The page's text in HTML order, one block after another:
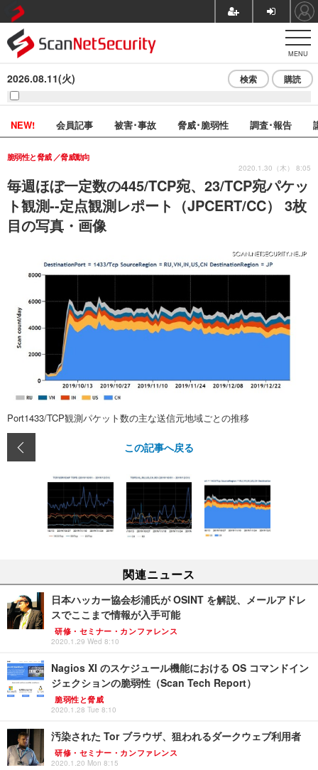
MENU
2026.08.11(火) 検索 購読
NEW! 会員記事 被害･事故 脅威･脆弱性 調査･報告
毎週ほぼ一定数の445/TCP宛、23/TCP宛パケッ
ト観測--定点観測レポート（JPCERT/CC） 3枚
目の写真・画像
脆弱性と脅威 脅威動向
2020.1.30（木） 8:05
Port1433/TCP観測パケット数の主な送信元地域ごとの推移
この記事へ戻る
関連ニュース
日本ハッカー協会杉浦氏が OSINT を解説、メールアドレ
スでここまで情報が入手可能
研修・セミナー・カンファレンス
2020.1.29 Wed 8:10
Nagios XI のスケジュール機能における OS コマンドイン
ジェクションの脆弱性（Scan Tech Report）
脆弱性と脅威
2020.1.28 Tue 8:10
汚染された Tor ブラウザ、狙われるダークウェブ利用者
研修・セミナー・カンファレンス
2020.1.20 Mon 8:15